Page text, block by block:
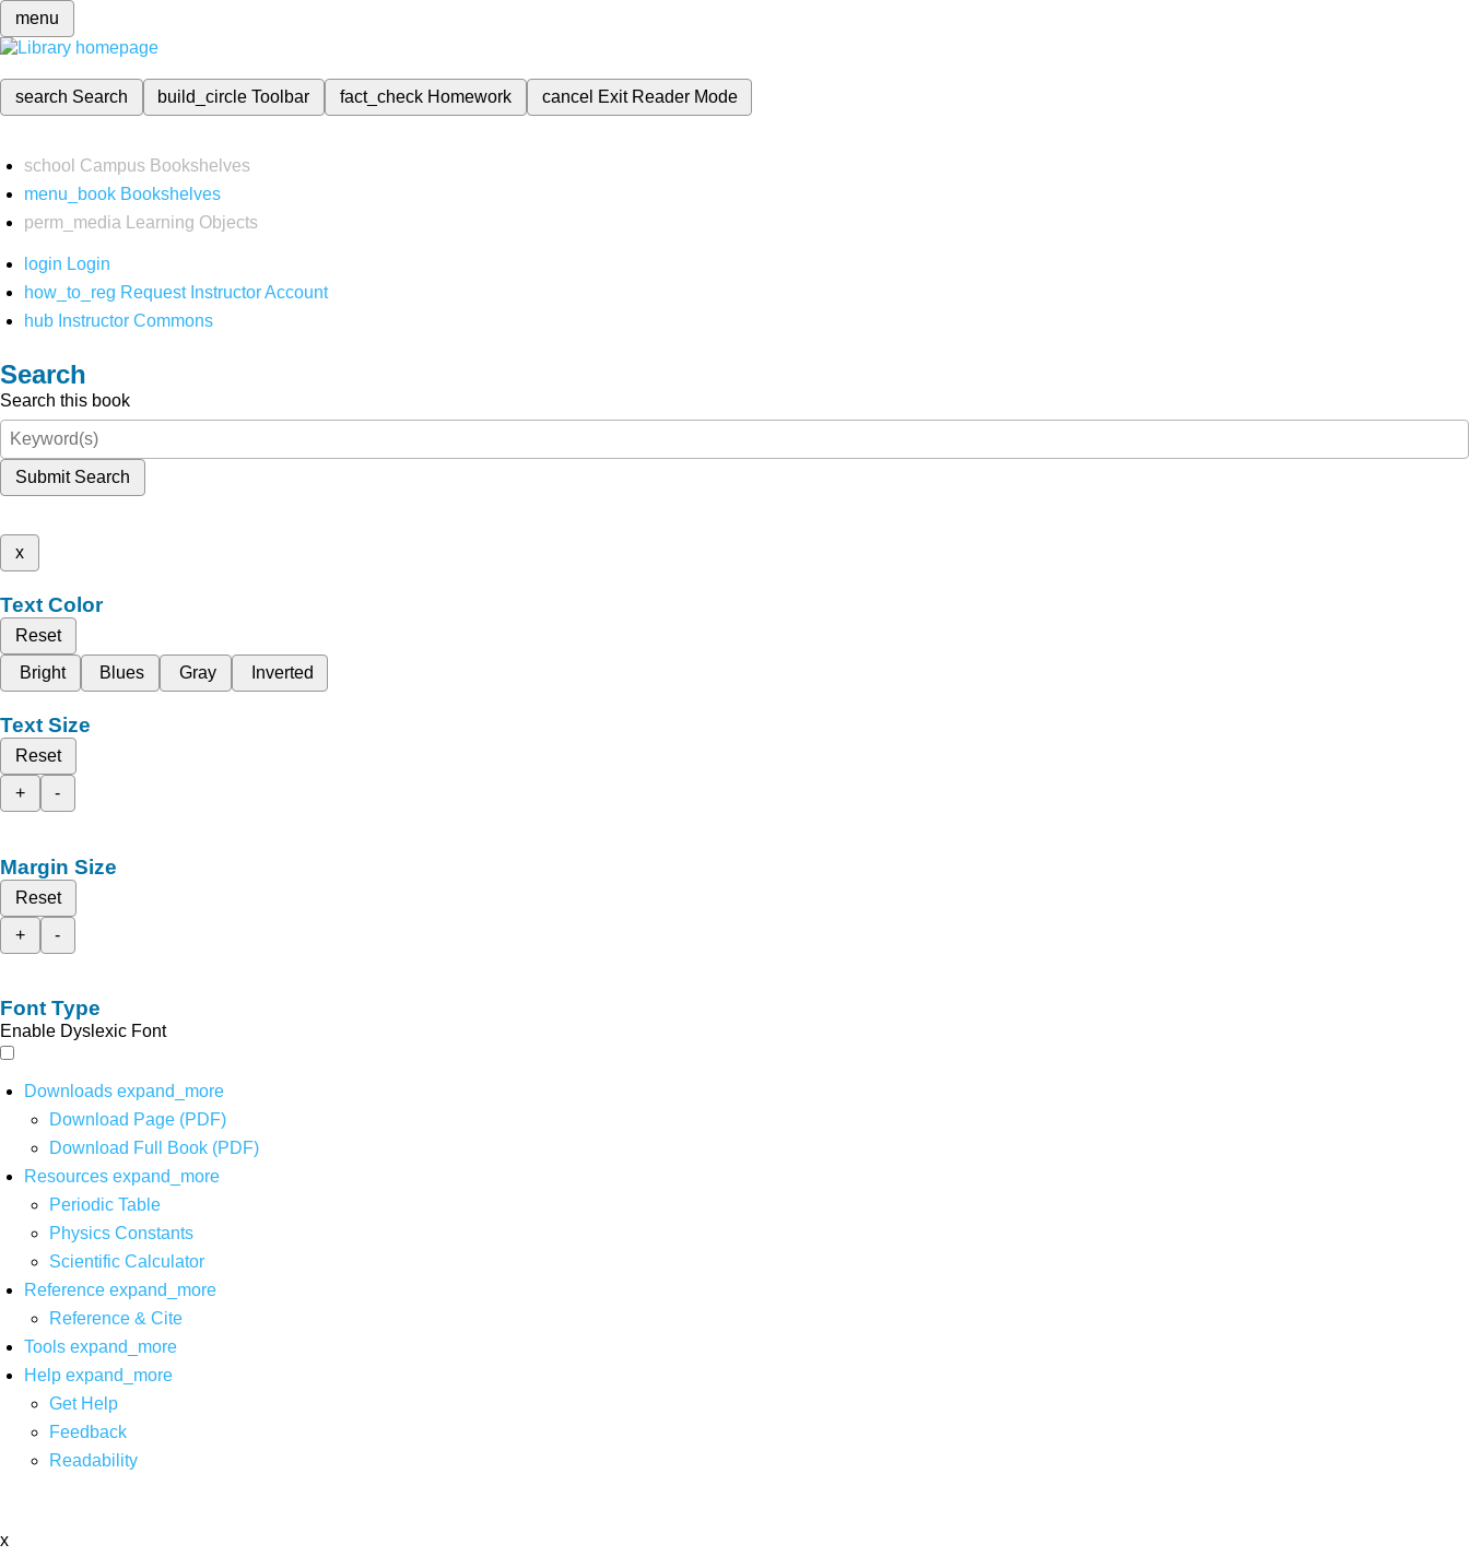
menu
search Search build_circleToolbar fact_check Homework cancel Exit Reader Mode
school Campus Bookshelves
menu_book Bookshelves
perm_media
Learning Objects
login Login
how_to_reg Request Instructor Account
hub Instructor Commons
Search
Search this book
Submit Search
x
Text Color
Reset
Bright
Blues Gray Inverted
Text Size
Reset
+
-
Margin Size
Reset
+
-
Font Type
Enable Dyslexic Font
Downloads expand_more
Download Page (PDF)
Download Full Book (PDF)
Resources expand_more
Periodic Table
Physics Constants
Scientific Calculator
Reference expand_more
Reference & Cite
Tools expand_more
Help expand_more
Get Help
Feedback
Readability
x